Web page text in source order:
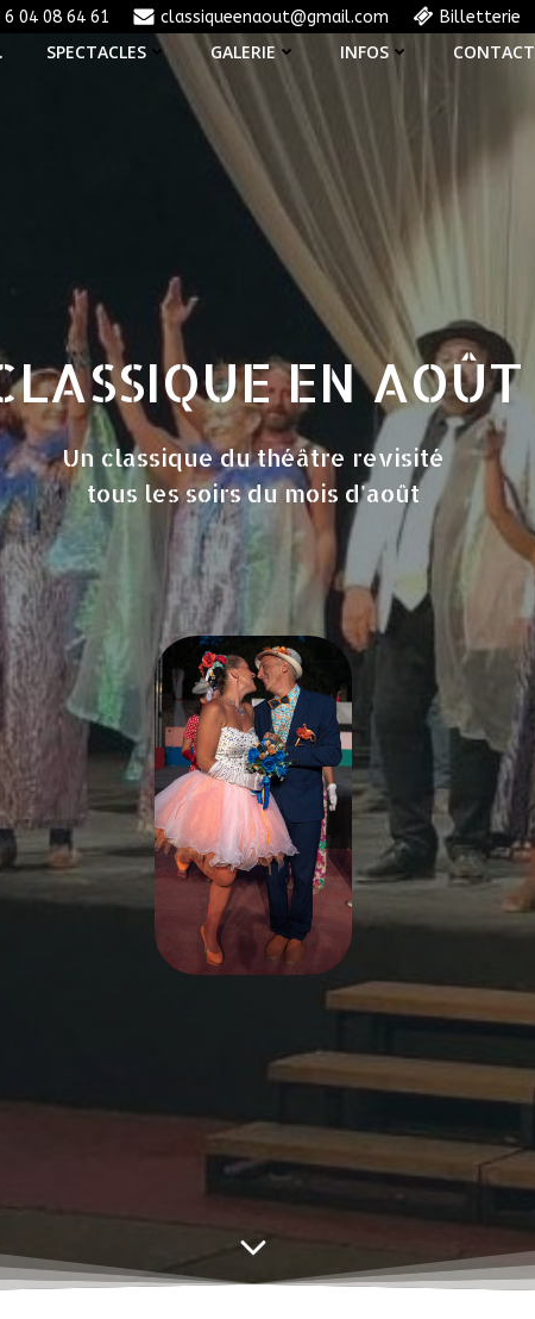
6 04 08 64 61 classiqueenaout@gmail.com Billetterie
SPECTACLES GALERIE INFOS CONTACT
EN AOÛT
Un classique du théâtre revisité
tous les soirs du mois d'août